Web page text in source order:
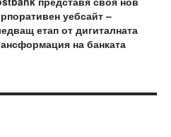
уебсайт –
етап от дигиталната
на банката